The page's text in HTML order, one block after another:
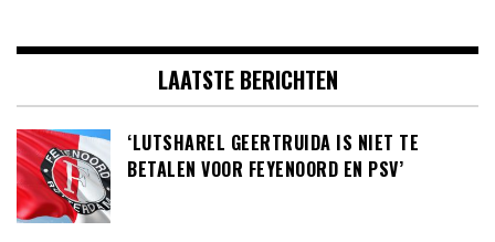
LAATSTE BERICHTEN
‘LUTSHAREL GEERTRUIDA IS NIET TE
BETALEN VOOR FEYENOORD EN PSV’